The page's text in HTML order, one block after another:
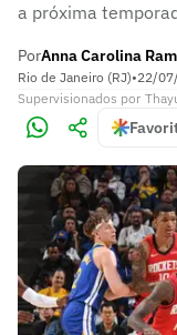
a próxima
PorAnna Carolina
Rio de Janeiro (RJ)•22/
Supervisionados por